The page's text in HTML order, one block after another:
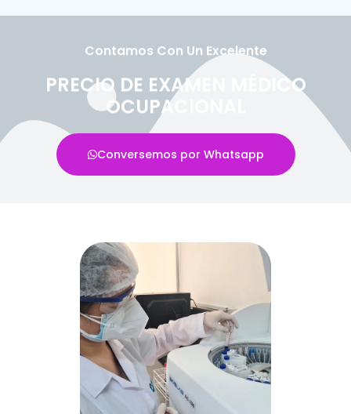
Contamos Con Un Excelente
PRECIO DE EXAMEN MÉDICO
OCUPACIONAL
Conversemos por Whatsapp